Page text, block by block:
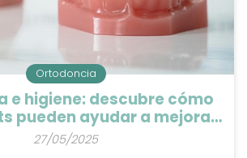
e higiene: descubre cómo
pueden ayudar a mejorar
salud bucodental
27/05/2025
Ortodoncia